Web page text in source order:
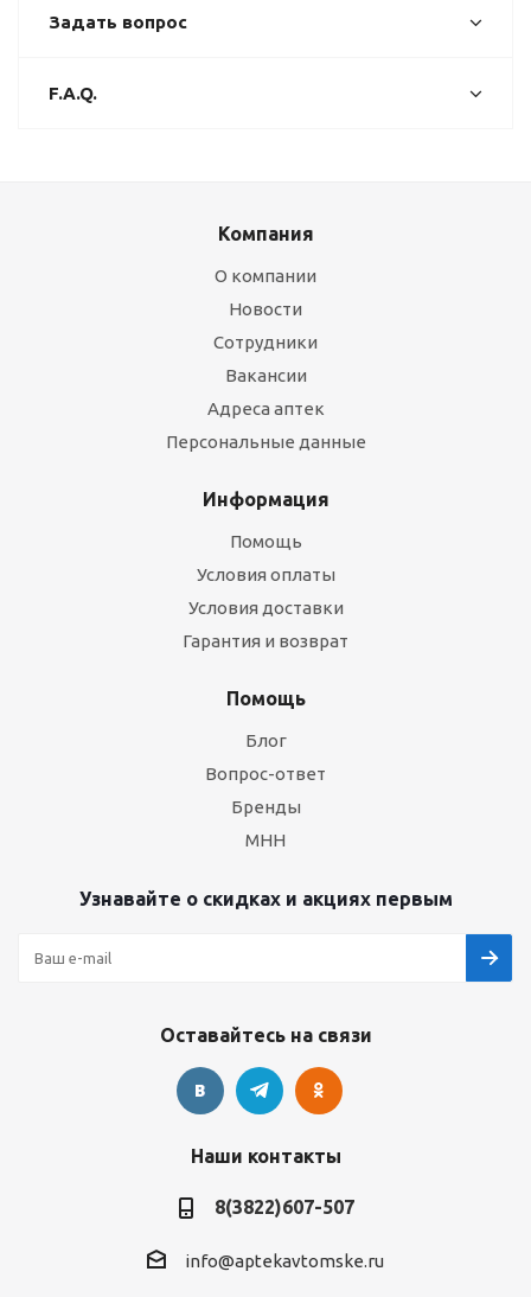
Задать вопрос
F.A.Q.
Компания
О компании
Новости
Сотрудники
Вакансии
Адреса аптек
Персональные данные
Информация
Помощь
Условия оплаты
Условия доставки
Гарантия и возврат
Помощь
Блог
Вопрос-ответ
Бренды
МНН
Узнавайте о скидках и акциях первым
Оставайтесь на связи
Наши контакты
8(3822)607-507
info@aptekavtomske.ru